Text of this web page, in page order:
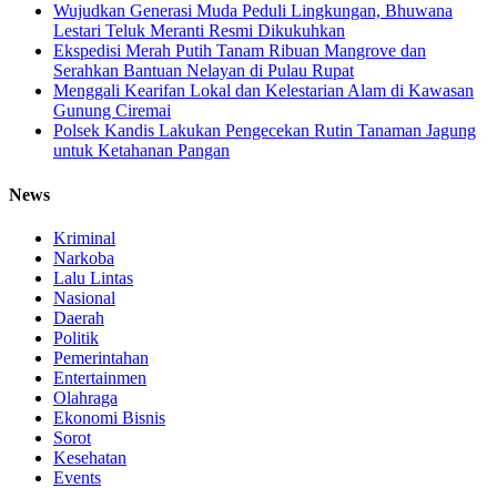
Wujudkan Generasi Muda Peduli Lingkungan, Bhuwana
Lestari Teluk Meranti Resmi Dikukuhkan
Ekspedisi Merah Putih Tanam Ribuan Mangrove dan
Serahkan Bantuan Nelayan di Pulau Rupat
Menggali Kearifan Lokal dan Kelestarian Alam di Kawasan
Gunung Ciremai
Polsek Kandis Lakukan Pengecekan Rutin Tanaman Jagung
untuk Ketahanan Pangan
News
Kriminal
Narkoba
Lalu Lintas
Nasional
Daerah
Politik
Pemerintahan
Entertainmen
Olahraga
Ekonomi Bisnis
Sorot
Kesehatan
Events